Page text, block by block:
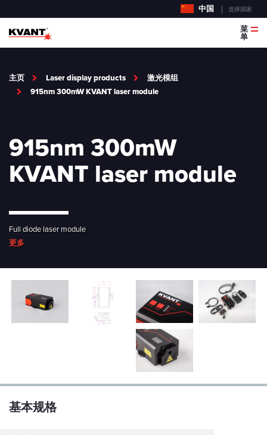
中国 选择国家
菜
单
主页 Laser display products
激光模组
915nm 300mW KVANT laser module
915nm 300mW
KVANT laser module
Full diode laser module
更多
基本规格